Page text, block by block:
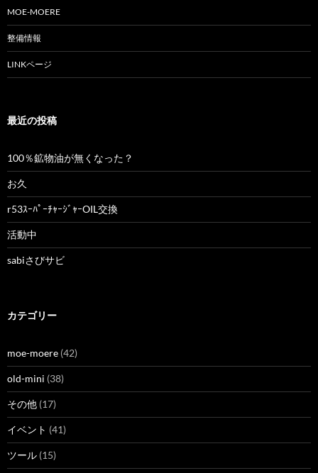
ョ
ン
MOE-MOERE
整備情報
LINKページ
最近の投稿
100％鉱物油が無くなった？
お久
r53ｽｰﾊﾟｰﾁｬｰｼﾞｬｰOIL交換
活動中
sabiさびサビ
カテゴリー
moe-moere (42)
old-mini (38)
その他 (17)
イベント (41)
ツール (15)